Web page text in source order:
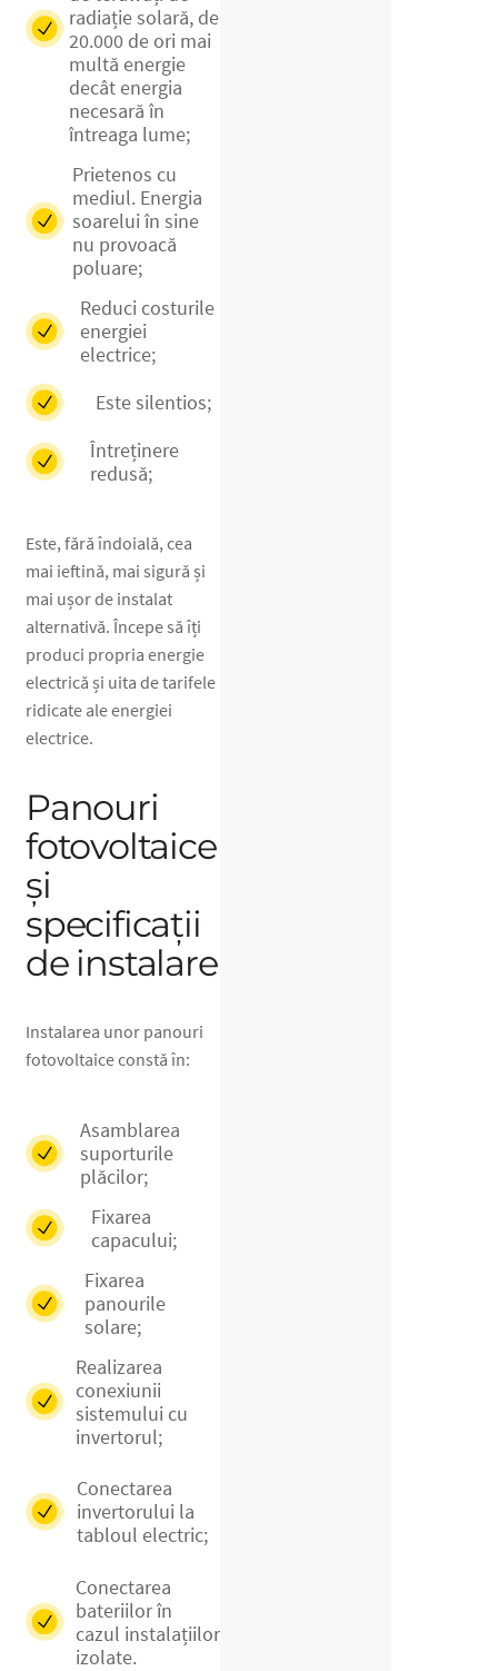
radiație solară, de
20.000 de ori mai
multă energie
decât energia
necesară în
întreaga lume;
Prietenos cu
mediul. Energia
soarelui în sine
nu provoacă
poluare;
Reduci costurile
energiei
electrice;
Este silentios;
Întreținere
redusă;
Este, fără îndoială, cea
mai ieftină, mai sigură și
mai ușor de instalat
alternativă. Începe să îți
produci propria energie
electrică și uita de tarifele
ridicate ale energiei
electrice.
Panouri
fotovoltaice
și
specificații
de instalare
Instalarea unor panouri
fotovoltaice constă în:
Asamblarea
suporturile
plăcilor;
Fixarea
capacului;
Fixarea
panourile
solare;
Realizarea
conexiunii
sistemului cu
invertorul;
Conectarea
invertorului la
tabloul electric;
Conectarea
bateriilor în
cazul instalațiilor
izolate.